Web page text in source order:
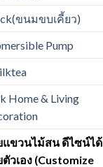
ขนมขบเคี้ยว)
Pump
Home & Living
แขวนไม้สน ดีไซน์ได้
ตัวเอง (Customize